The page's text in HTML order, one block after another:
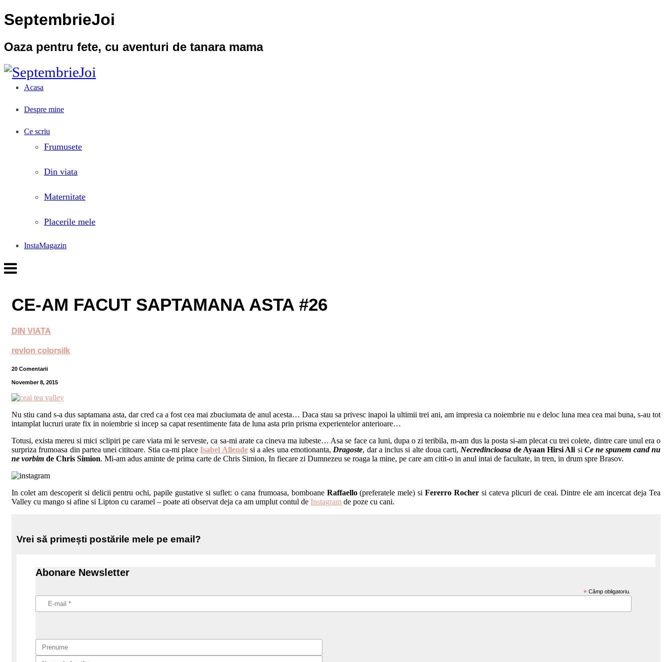
SeptembrieJoi
Oaza pentru fete, cu aventuri de tanara mama
Acasa
Despre mine
Ce scriu
Frumusete
Din viata
Maternitate
Placerile mele
InstaMagazin
CE-AM FACUT SAPTAMANA ASTA #26
DIN VIATA
revlon colorsilk
20 Comentarii
November 8, 2015
Nu stiu cand s-a dus saptamana asta, dar cred ca a fost cea mai zbuciumata de anul acesta… Daca stau sa privesc inapoi la ultimii trei ani, am impresia ca noiembrie nu e deloc luna mea cea mai buna, s-au tot
intamplat lucruri urate fix in noiembrie si incep sa capat resentimente fata de luna asta prin prisma experientelor anterioare…
Totusi, exista mereu si mici sclipiri pe care viata mi le serveste, ca sa-mi arate ca cineva ma iubeste… Asa se face ca luni, dupa o zi teribila, m-am dus la posta si-am plecat cu trei colete, dintre care unul era o
surpriza frumoasa din partea unei cititoare. Stia ca-mi placeIsabel Allendesi a ales una emotionanta, Dragoste, dar a inclus si alte doua carti, Necredincioasa de Ayaan Hirsi Ali si Ce ne spunem cand nu
ne vorbim de Chris Simion. Mi-am adus aminte de prima carte de Chris Simion, In fiecare zi Dumnezeu se roaga la mine, pe care am citit-o in anul intai de facultate, in tren, in drum spre Brasov.
In colet am descoperit si delicii pentru ochi, papile gustative si suflet: o cana frumoasa, bomboane Raffaello(preferatele mele) siFererro Rocher si cateva plicuri de ceai. Dintre ele am incercat deja Tea
Valley cu mango si afine si Lipton cu caramel – poate ati observat deja ca am umplut contul de Instagram de poze cu cani.
Vrei să primești postările mele pe email?
Abonare Newsletter
* Câmp obligatoriu.